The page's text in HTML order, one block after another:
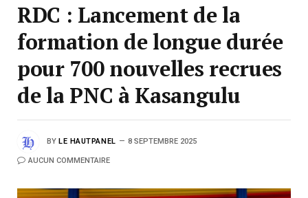
RDC : Lancement de la
formation de longue durée
pour 700 nouvelles recrues
de la PNC à Kasangulu
BY LE HAUTPANEL 8 SEPTEMBRE 2025
AUCUN COMMENTAIRE